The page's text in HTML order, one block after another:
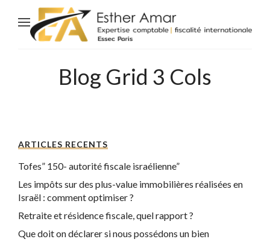
Blog Grid 3 Cols
ARTICLES RECENTS
Tofes” 150- autorité fiscale israélienne”
Les impôts sur des plus-value immobilières réalisées en
Israël : comment optimiser ?
Retraite et résidence fiscale, quel rapport ?
Que doit on déclarer si nous possédons un bien